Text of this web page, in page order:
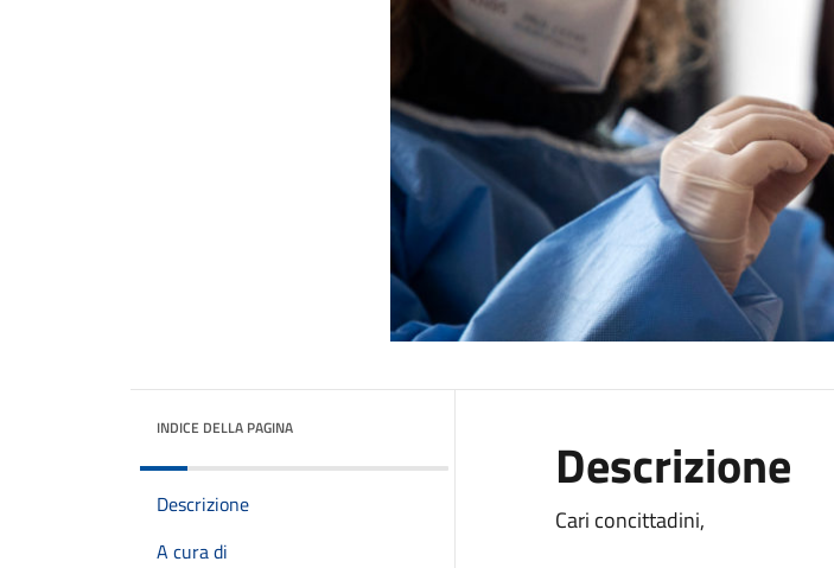
INDICE DELLA PAGINA
Descrizione
A cura di
Descrizione
Cari concittadini,